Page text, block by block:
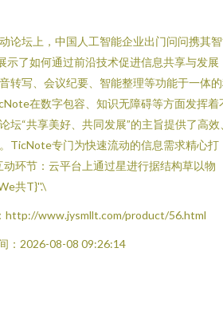
论坛上，中国人工智能企业出门问问携其
了如何通过前沿技术促进信息共享与发展
转写、会议纪要、智能整理等功能于一体
在数字包容、知识无障碍等方面发挥着
坛“共享美好、共同发展”的主旨提供了高效
TicNote专门为快速流动的信息需求精心打
动环节：云平台上通过星进行据结构草以物
共T}''.\
http://www.jysmllt.com/product/56.html
：2026-08-08 09:26:14